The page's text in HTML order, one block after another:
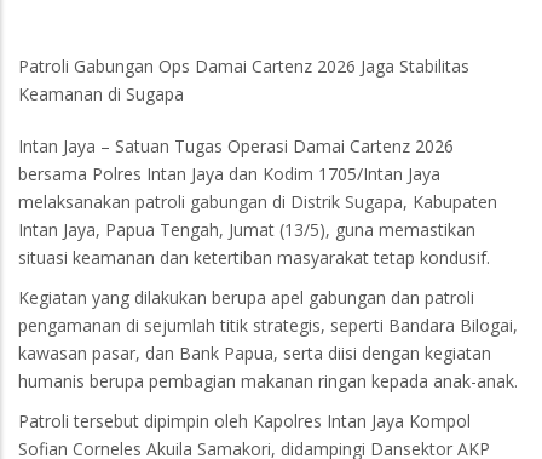
Patroli Gabungan Ops Damai Cartenz 2026 Jaga Stabilitas
Keamanan di Sugapa
Intan Jaya – Satuan Tugas Operasi Damai Cartenz 2026
bersama Polres Intan Jaya dan Kodim 1705/Intan Jaya
melaksanakan patroli gabungan di Distrik Sugapa, Kabupaten
Intan Jaya, Papua Tengah, Jumat (13/5), guna memastikan
situasi keamanan dan ketertiban masyarakat tetap kondusif.
Kegiatan yang dilakukan berupa apel gabungan dan patroli
pengamanan di sejumlah titik strategis, seperti Bandara Bilogai,
kawasan pasar, dan Bank Papua, serta diisi dengan kegiatan
humanis berupa pembagian makanan ringan kepada anak-anak.
Patroli tersebut dipimpin oleh Kapolres Intan Jaya Kompol
Sofian Corneles Akuila Samakori, didampingi Dansektor AKP